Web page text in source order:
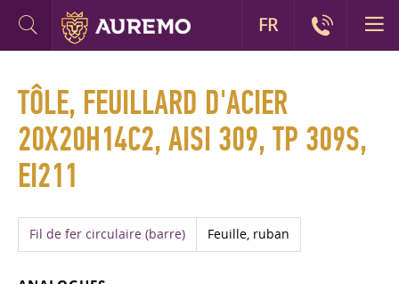
TÔLE, FEUILLARD D'ACIER
20X20H14C2, AISI 309, TP 309S,
EI211
Fil de fer circulaire (barre) Feuille, ruban
FR